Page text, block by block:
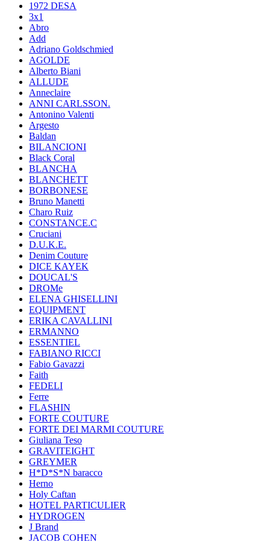
1972 DESA
3x1
Abro
Add
Adriano Goldschmied
AGOLDE
Alberto Biani
ALLUDE
Anneclaire
ANNI CARLSSON.
Antonino Valenti
Argesto
Baldan
BILANCIONI
Black Coral
BLANCHA
BLANCHETT
BORBONESE
Bruno Manetti
Charo Ruiz
CONSTANCE.C
Cruciani
D.U.K.E.
Denim Couture
DICE KAYEK
DOUCAL'S
DROMe
ELENA GHISELLINI
EQUIPMENT
ERIKA CAVALLINI
ERMANNO
ESSENTIEL
FABIANO RICCI
Fabio Gavazzi
Faith
FEDELI
Ferre
FLASHIN
FORTE COUTURE
FORTE DEI MARMI COUTURE
Giuliana Teso
GRAVITEIGHT
GREYMER
H*D*S*N baracco
Herno
Holy Caftan
HOTEL PARTICULIER
HYDROGEN
J Brand
JACOB COHEN